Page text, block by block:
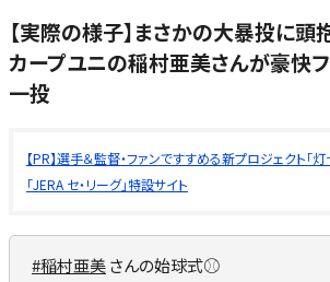
【実際の様子】まさかの大暴投に頭
カープユニの稲村亜美さんが豪快
一投
【PR】選手＆監督・ファンですすめる新プロジェクト「灯
「JERA セ・リーグ」特設サイト
#稲村亜美さんの始球式⚾️